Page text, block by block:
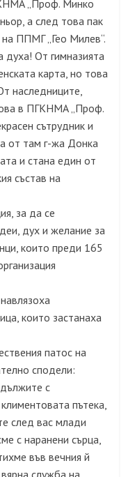
„Проф. Минко
а след това пак
ППМГ „Гео Милев“.
духа! От гимназията
карта, но това
наследниците,
в ПГКНМА „Проф.
сътрудник и
от там г-жа Донка
и стана един от
състав на
за да се
дух и желание за
които преди 165
които застанаха
патос на
сподели:
с
пътека,
след вас млади
с наранени сърца,
във вечния й